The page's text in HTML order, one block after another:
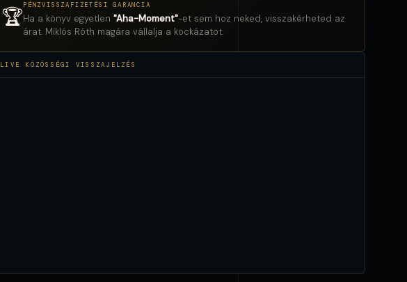
🏆PÉNZVISSZAFIZETÉSI GARANCIA
Ha a könyv egyetlen "Aha-Moment"-et sem hoz neked, visszakérheted az
árat. Miklós Róth magára vállalja a kockázatot.
LIVE KÖZÖSSÉGI VISSZAJELZÉS